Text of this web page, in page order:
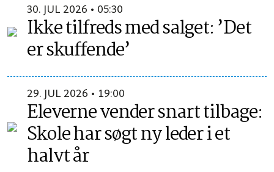
30. JUL 2026 • 05:30
Ikke tilfreds med salget: ’Det
er skuffende’
29. JUL 2026 • 19:00
Eleverne vender snart tilbage:
Skole har søgt ny leder i et
halvt år